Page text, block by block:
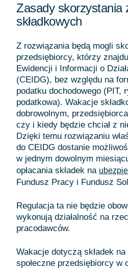
Zasady skorzystania
składkowych
Z rozwiązania będą mogli
przedsiębiorcy, którzy
Ewidencji i Informacji o
(CEIDG), bez względu na
podatku dochodowego (PIT,
podatkowa). Wakacje
dobrowolnym,
czy i kiedy będzie chciał z
Dzięki temu rozwiązaniu
do CEIDG dostanie
w jednym dowolnym
opłacania składek na
Fundusz Pracy i Fundusz
Regulacja ta nie będzie
wykonują działalność na
pracodawców.
Wakacje dotyczą składek
społeczne przedsiębiorcy w